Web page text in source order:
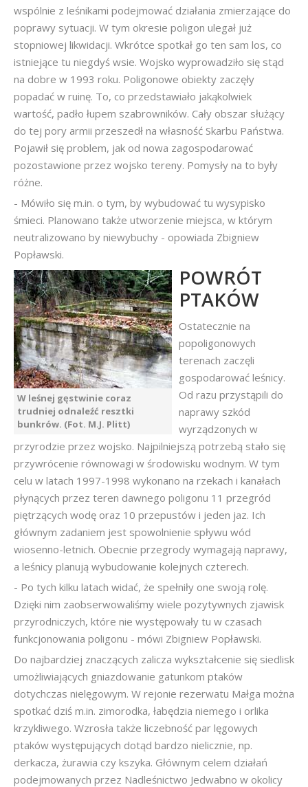
wspólnie z leśnikami podejmować działania zmierzające do
poprawy sytuacji. W tym okresie poligon ulegał już
stopniowej likwidacji. Wkrótce spotkał go ten sam los, co
istniejące tu niegdyś wsie. Wojsko wyprowadziło się stąd
na dobre w 1993 roku. Poligonowe obiekty zaczęły
popadać w ruinę. To, co przedstawiało jakąkolwiek
wartość, padło łupem szabrowników. Cały obszar służący
do tej pory armii przeszedł na własność Skarbu Państwa.
Pojawił się problem, jak od nowa zagospodarować
pozostawione przez wojsko tereny. Pomysły na to były
różne.
- Mówiło się m.in. o tym, by wybudować tu wysypisko
śmieci. Planowano także utworzenie miejsca, w którym
neutralizowano by niewybuchy - opowiada Zbigniew
Popławski.
W leśnej gęstwinie coraz
trudniej odnaleźć resztki
bunkrów. (Fot. M.J. Plitt)
POWRÓT
PTAKÓW
Ostatecznie na
popoligonowych
terenach zaczęli
gospodarować leśnicy.
Od razu przystąpili do
naprawy szkód
wyrządzonych w
przyrodzie przez wojsko. Najpilniejszą potrzebą stało się
przywrócenie równowagi w środowisku wodnym. W tym
celu w latach 1997-1998 wykonano na rzekach i kanałach
płynących przez teren dawnego poligonu 11 przegród
piętrzących wodę oraz 10 przepustów i jeden jaz. Ich
głównym zadaniem jest spowolnienie spływu wód
wiosenno-letnich. Obecnie przegrody wymagają naprawy,
a leśnicy planują wybudowanie kolejnych czterech.
- Po tych kilku latach widać, że spełniły one swoją rolę.
Dzięki nim zaobserwowaliśmy wiele pozytywnych zjawisk
przyrodniczych, które nie występowały tu w czasach
funkcjonowania poligonu - mówi Zbigniew Popławski.
Do najbardziej znaczących zalicza wykształcenie się siedlisk
umożliwiających gniazdowanie gatunkom ptaków
dotychczas nielęgowym. W rejonie rezerwatu Małga można
spotkać dziś m.in. zimorodka, łabędzia niemego i orlika
krzykliwego. Wzrosła także liczebność par lęgowych
ptaków występujących dotąd bardzo nielicznie, np.
derkacza, żurawia czy kszyka. Głównym celem działań
podejmowanych przez Nadleśnictwo Jedwabno w okolicy